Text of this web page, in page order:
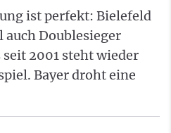
ist perfekt: Bielefeld
Doublesieger
2001 steht wieder
Bayer droht eine